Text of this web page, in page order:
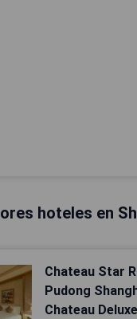
hoteles en
Chateau Star
Pudong
Chateau